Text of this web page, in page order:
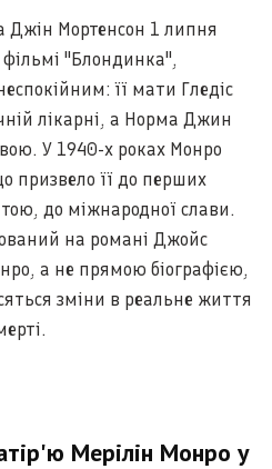
Джін Мортенсон 1 липня
"Блондинка",
її мати Гледіс
лікарні, а Норма Джин
У 1940-х роках Монро
призвело її до перших
до міжнародної слави.
на романі Джойс
а не прямою біографією,
зміни в реальне життя
Мерілін Монро у